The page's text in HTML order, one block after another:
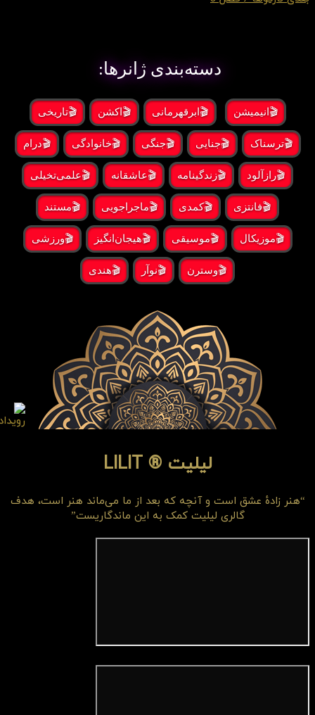
دسته‌بندی ژانرها:
🎬انیمیشن 🎬ابرقهرمانی 🎬اکشن 🎬تاریخی
🎬ترسناک 🎬جنایی 🎬جنگی 🎬خانوادگی 🎬درام
🎬رازآلود 🎬زندگینامه 🎬عاشقانه 🎬علمی‌تخیلی
🎬فانتزی 🎬کمدی 🎬ماجراجویی 🎬مستند
🎬موزیکال 🎬موسیقی 🎬هیجان‌انگیز 🎬ورزشی
🎬وسترن 🎬نوآر 🎬هندی
لیلیت ® LILIT
“هنر زادهٔ عشق است و آنچه که بعد از ما می‌ماند هنر است، هدف
گالری لیلیت کمک به این ماندگاریست”